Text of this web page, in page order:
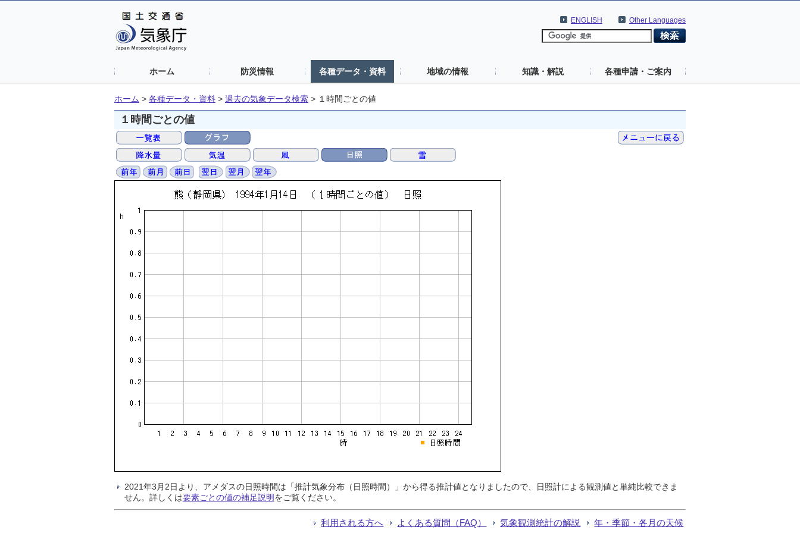
Other Languages
ENGLISH
ホーム 防災情報 各種データ・資料 地域の情報 知識・解説 各種申請・ご案内
ホーム > 各種データ・資料 > 過去の気象データ検索 > １時間ごとの値
１時間ごとの値
2021年3月2日より、アメダスの日照時間は「推計気象分布（日照時間）」から得る推計値となりましたので、日照計による観測値と単純比較できま
せん。詳しくは要素ごとの値の補足説明をご覧ください。
利用される方へ よくある質問（FAQ） 気象観測統計の解説 年・季節・各月の天候